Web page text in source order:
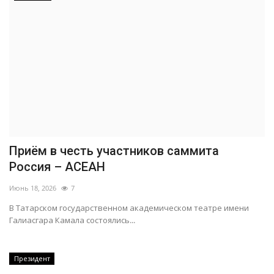
Приём в честь участников саммита
Россия – АСЕАН
Июнь 18, 2026 7
В Татарском государственном академическом театре имени
Галиасгара Камала состоялись...
Президент